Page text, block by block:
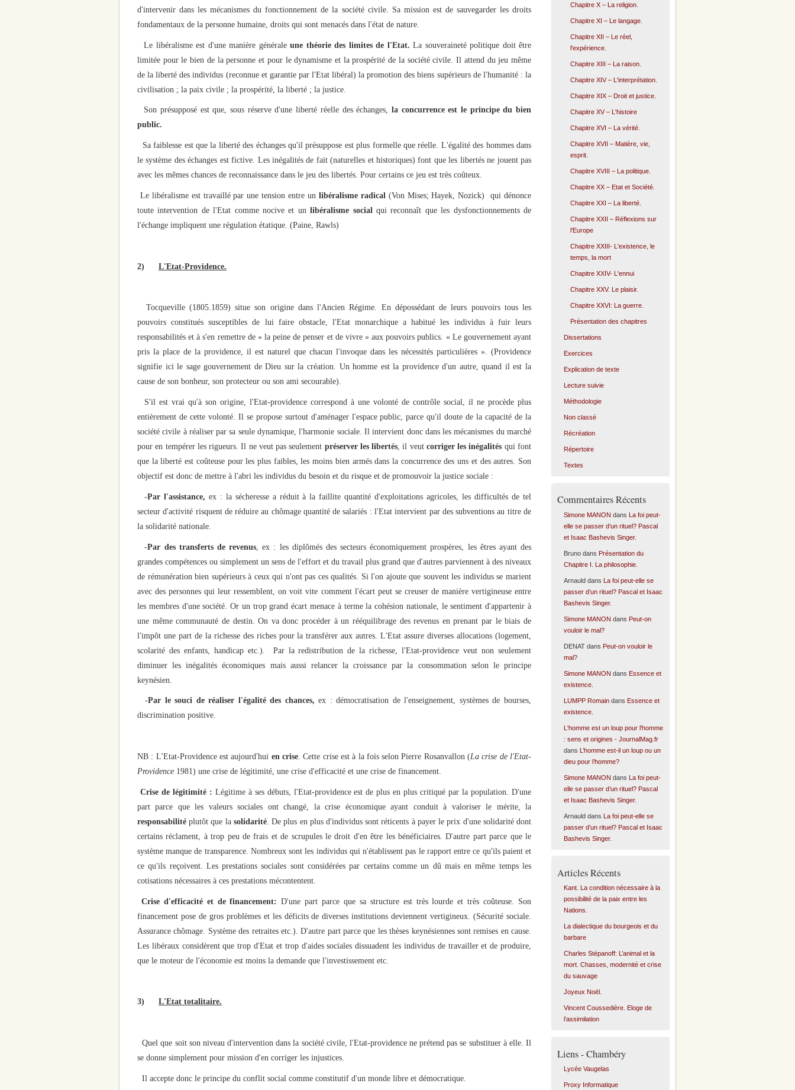
d'intervenir dans les mécanismes du fonctionnement de la société civile. Sa mission est de sauvegarder les droits
fondamentaux de la personne humaine, droits qui sont menacés dans l'état de nature.
Le libéralisme est d'une manière générale une théorie des limites de l'Etat. La souveraineté politique doit être
limitée pour le bien de la personne et pour le dynamisme et la prospérité de la société civile. Il attend du jeu même
de la liberté des individus (reconnue et garantie par l'Etat libéral) la promotion des biens supérieurs de l'humanité : la
civilisation ; la paix civile ; la prospérité, la liberté ; la justice.
Son présupposé est que, sous réserve d'une liberté réelle des échanges, la concurrence est le principe du bien
public.
Sa faiblesse est que la liberté des échanges qu'il présuppose est plus formelle que réelle. L'égalité des hommes dans
le système des échanges est fictive. Les inégalités de fait (naturelles et historiques) font que les libertés ne jouent pas
avec les mêmes chances de reconnaissance dans le jeu des libertés. Pour certains ce jeu est très coûteux.
Le libéralisme est travaillé par une tension entre un libéralisme radical (Von Mises; Hayek, Nozick) qui dénonce
toute intervention de l'Etat comme nocive et unlibéralisme social qui reconnaît que les dysfonctionnements de
l'échange impliquent une régulation étatique. (Paine, Rawls)
2) L'Etat-Providence.
Tocqueville (1805.1859) situe son origine dans l'Ancien Régime. En dépossédant de leurs pouvoirs tous les
pouvoirs constitués susceptibles de lui faire obstacle, l'Etat monarchique a habitué les individus à fuir leurs
responsabilités et à s'en remettre de « la peine de penser et de vivre » aux pouvoirs publics. « Le gouvernement ayant
pris la place de la providence, il est naturel que chacun l'invoque dans les nécessités particulières ». (Providence
signifie ici le sage gouvernement de Dieu sur la création. Un homme est la providence d'un autre, quand il est la
cause de son bonheur, son protecteur ou son ami secourable).
S'il est vrai qu'à son origine, l'Etat-providence correspond à une volonté de contrôle social, il ne procède plus
entièrement de cette volonté. Il se propose surtout d'aménager l'espace public, parce qu'il doute de la capacité de la
société civile à réaliser par sa seule dynamique, l'harmonie sociale. Il intervient donc dans les mécanismes du marché
pour en tempérer les rigueurs. Il ne veut pas seulement préserver les libertés , il veut corriger les inégalités qui font
que la liberté est coûteuse pour les plus faibles, les moins bien armés dans la concurrence des uns et des autres. Son
objectif est donc de mettre à l'abri les individus du besoin et du risque et de promouvoir la justice sociale :
-Par l'assistance, ex : la sécheresse a réduit à la faillite quantité d'exploitations agricoles, les difficultés de tel
secteur d'activité risquent de réduire au chômage quantité de salariés : l'Etat intervient par des subventions au titre de
la solidarité nationale.
-Par des transferts de revenus , ex : les diplômés des secteurs économiquement prospères, les êtres ayant des
grandes compétences ou simplement un sens de l'effort et du travail plus grand que d'autres parviennent à des niveaux
de rémunération bien supérieurs à ceux qui n'ont pas ces qualités. Si l'on ajoute que souvent les individus se marient
avec des personnes qui leur ressemblent, on voit vite comment l'écart peut se creuser de manière vertigineuse entre
les membres d'une société. Or un trop grand écart menace à terme la cohésion nationale, le sentiment d'appartenir à
une même communauté de destin. On va donc procéder à un rééquilibrage des revenus en prenant par le biais de
l'impôt une part de la richesse des riches pour la transférer aux autres. L'Etat assure diverses allocations (logement,
scolarité des enfants, handicap etc.). Par la redistribution de la richesse, l'Etat-providence veut non seulement
diminuer les inégalités économiques mais aussi relancer la croissance par la consommation selon le principe
keynésien.
-Par le souci de réaliser l'égalité des chances, ex : démocratisation de l'enseignement, systèmes de bourses,
discrimination positive.
NB : L'Etat-Providence est aujourd'hui en crise. Cette crise est à la fois selon Pierre Rosanvallon (La crise de l'Etat-
Providence 1981) une crise de légitimité, une crise d'efficacité et une crise de financement.
Crise de légitimité : Légitime à ses débuts, l'Etat-providence est de plus en plus critiqué par la population. D'une
part parce que les valeurs sociales ont changé, la crise économique ayant conduit à valoriser le mérite, la
responsabilité plutôt que la solidarité. De plus en plus d'individus sont réticents à payer le prix d'une solidarité dont
certains réclament, à trop peu de frais et de scrupules le droit d'en être les bénéficiaires. D'autre part parce que le
système manque de transparence. Nombreux sont les individus qui n'établissent pas le rapport entre ce qu'ils paient et
ce qu'ils reçoivent. Les prestations sociales sont considérées par certains comme un dû mais en même temps les
cotisations nécessaires à ces prestations mécontentent.
Crise d'efficacité et de financement: D'une part parce que sa structure est très lourde et très coûteuse. Son
financement pose de gros problèmes et les déficits de diverses institutions deviennent vertigineux. (Sécurité sociale.
Assurance chômage. Système des retraites etc.). D'autre part parce que les thèses keynésiennes sont remises en cause.
Les libéraux considèrent que trop d'Etat et trop d'aides sociales dissuadent les individus de travailler et de produire,
que le moteur de l'économie est moins la demande que l'investissement etc.
3) L'Etat totalitaire.
Quel que soit son niveau d'intervention dans la société civile, l'Etat-providence ne prétend pas se substituer à elle. Il
se donne simplement pour mission d'en corriger les injustices.
Il accepte donc le principe du conflit social comme constitutif d'un monde libre et démocratique.
Chapitre X – La religion.
Chapitre XI – Le langage.
Chapitre XII – Le réel,
l'expérience.
Chapitre XIII – La raison.
Chapitre XIV – L'interprétation.
Chapitre XIX – Droit et justice.
Chapitre XV – L'histoire
Chapitre XVI – La vérité.
Chapitre XVII – Matière, vie,
esprit.
Chapitre XVIII – La politique.
Chapitre XX – Etat et Société.
Chapitre XXI – La liberté.
Chapitre XXII – Réflexions sur
l'Europe
Chapitre XXIII- L'existence, le
temps, la mort
Chapitre XXIV- L'ennui
Chapitre XXV. Le plaisir.
Chapitre XXVI: La guerre.
Présentation des chapitres
Dissertations
Exercices
Explication de texte
Lecture suivie
Méthodologie
Non classé
Récréation
Répertoire
Textes
Commentaires Récents
Simone MANON dans La foi peut-
elle se passer d’un rituel? Pascal
et Isaac Bashevis Singer.
Brunodans Présentation du
Chapitre I. La philosophie.
Arnaulddans La foi peut-elle se
passer d’un rituel? Pascal et Isaac
Bashevis Singer.
Simone MANON dans Peut-on
vouloir le mal?
DENATdans Peut-on vouloir le
mal?
Simone MANON dans Essence et
existence.
LUMPP Romaindans Essence et
existence.
L'homme est un loup pour l'homme
: sens et origines - JournalMag.fr
dans L’homme est-il un loup ou un
dieu pour l’homme?
Simone MANON dans La foi peut-
elle se passer d’un rituel? Pascal
et Isaac Bashevis Singer.
Arnaulddans La foi peut-elle se
passer d’un rituel? Pascal et Isaac
Bashevis Singer.
Articles Récents
Kant. La condition nécessaire à la
possibilité de la paix entre les
Nations.
La dialectique du bourgeois et du
barbare
Charles Stépanoff: L’animal et la
mort. Chasses, modernité et crise
du sauvage
Joyeux Noël.
Vincent Coussedière. Eloge de
l’assimilation
Liens - Chambéry
Lycée Vaugelas
Proxy Informatique